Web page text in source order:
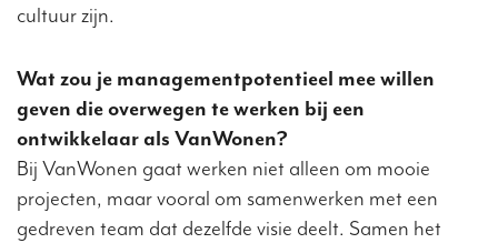
cultuur zijn.
Wat zou je managementpotentieel mee willen
geven die overwegen te werken bij een
ontwikkelaar als VanWonen?
Bij VanWonen gaat werken niet alleen om mooie
projecten, maar vooral om samenwerken met een
gedreven team dat dezelfde visie deelt. Samen het